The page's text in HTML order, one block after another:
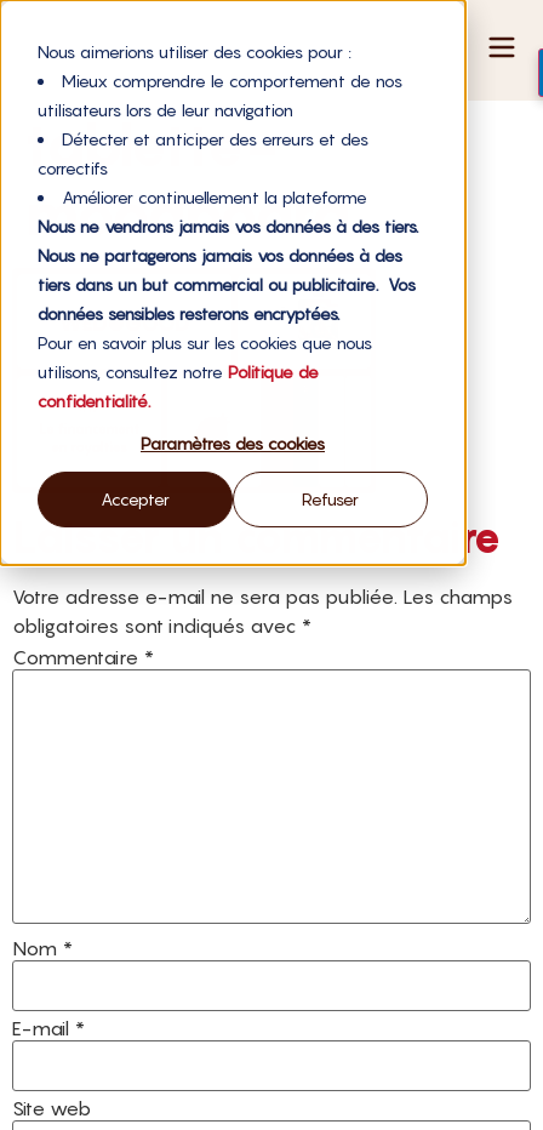
Nous aimerions utiliser des cookies pour :
Mieux comprendre le comportement de nos
utilisateurs lors de leur navigation
Détecter et anticiper des erreurs et des
correctifs
Améliorer continuellement la plateforme
Nous ne vendrons jamais vos données à des tiers.
Nous ne partagerons jamais vos données à des
tiers dans un but commercial ou publicitaire. Vos
données sensibles resterons encryptées.
Pour en savoir plus sur les cookies que nous
utilisons, consultez notre Politique de
confidentialité.
Paramètres des cookies
Accepter Refuser
tablette-
moodboard
Laisser un commentaire
Votre adresse e-mail ne sera pas publiée. Les champs
obligatoires sont indiqués avec *
Commentaire *
Nom *
E-mail *
Site web